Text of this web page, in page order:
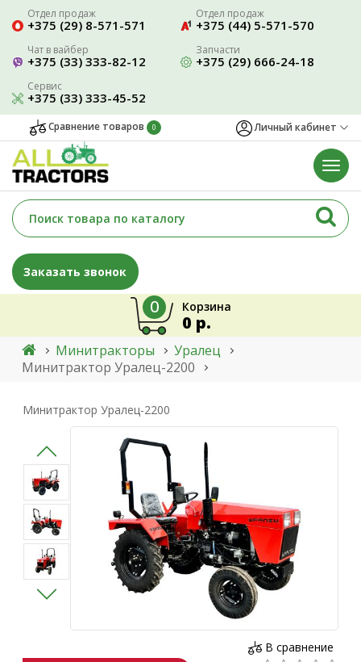
Отдел продаж
+375 (29) 8-571-571
Отдел продаж
+375 (44) 5-571-570
Чат в вайбер
+375 (33) 333-82-12
Запчасти
+375 (29) 666-24-18
Сервис
+375 (33) 333-45-52
Сравнение товаров 0 Личный кабинет
Заказать звонок
Корзина
0
0 р.
Минитракторы
Уралец
Минитрактор Уралец-2200
Минитрактор Уралец-2200
В сравнение